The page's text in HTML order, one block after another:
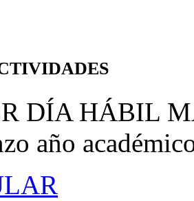
DÍA HÁBIL
año